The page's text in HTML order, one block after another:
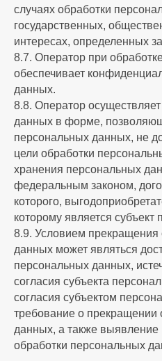
случаях обработки
государственных,
интересах, определенных
8.7. Оператор при
обеспечивает
данных.
8.8. Оператор
данных в форме,
персональных данных, не
цели обработки
хранения персональных
федеральным законом,
которого,
которому является
8.9. Условием прекращения
данных может являться
персональных данных,
согласия субъекта
согласия субъектом
требование о прекращении
данных, а также
обработки персональных